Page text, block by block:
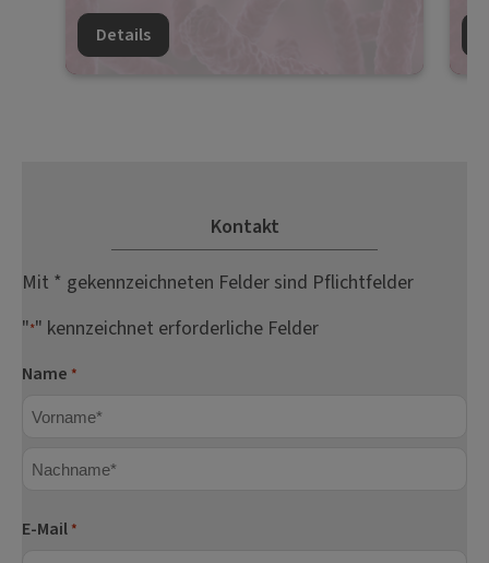
Details
Kontakt
Mit * gekennzeichneten Felder sind Pflichtfelder
"*" kennzeichnet erforderliche Felder
Name *
E-Mail *